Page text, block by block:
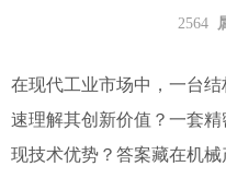
2564
在现代工业市场中，一台
速理解其创新价值？一套
现技术优势？答案藏在机